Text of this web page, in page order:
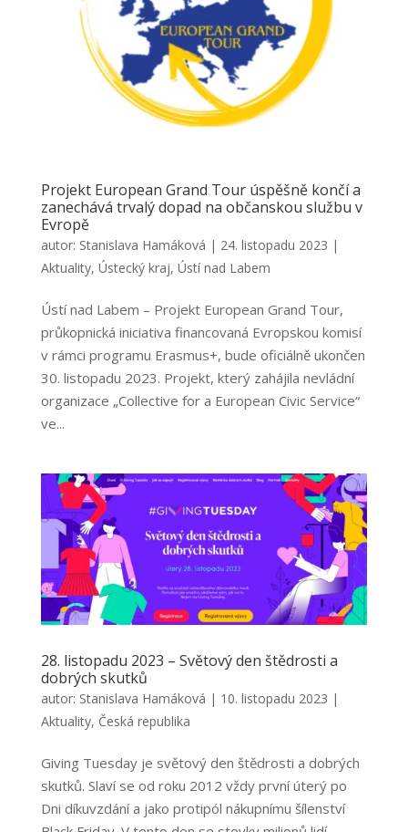
Projekt European Grand Tour úspěšně končí a
zanechává trvalý dopad na občanskou službu v
Evropě
autor: Stanislava Hamáková | 24. listopadu 2023 |
Aktuality, Ústecký kraj, Ústí nad Labem
Ústí nad Labem – Projekt European Grand Tour,
průkopnická iniciativa financovaná Evropskou komisí
v rámci programu Erasmus+, bude oficiálně ukončen
30. listopadu 2023. Projekt, který zahájila nevládní
organizace „Collective for a European Civic Service“
ve...
28. listopadu 2023 – Světový den štědrosti a
dobrých skutků
autor: Stanislava Hamáková | 10. listopadu 2023 |
Aktuality, Česká republika
Giving Tuesday je světový den štědrosti a dobrých
skutků. Slaví se od roku 2012 vždy první úterý po
Dni díkuvzdání a jako protipól nákupnímu šílenství